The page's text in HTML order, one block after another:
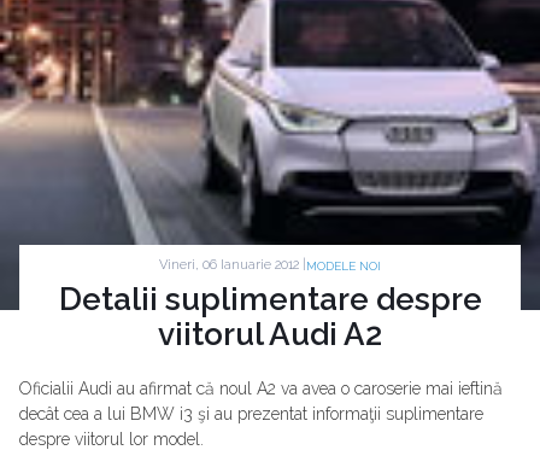
Vineri, 06 Ianuarie 2012 | MODELE NOI
Detalii suplimentare despre
viitorul Audi A2
Oficialii Audi au afirmat că noul A2 va avea o caroserie mai ieftină
decât cea a lui BMW i3 şi au prezentat informaţii suplimentare
despre viitorul lor model.